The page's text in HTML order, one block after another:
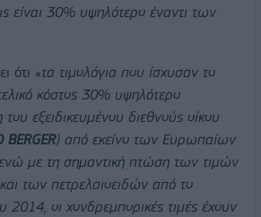
είναι 30% υψηλότερο έναντι των
ότι «τα τιμολόγια που ίσχυσαν το
κόστος 30% υψηλότερο
εξειδικευμένου διεθνούς οίκου
BERGER) από εκείνο των Ευρωπαίων
με τη σημαντική πτώση των τιμών
των πετρελαιοειδών από το
2014, οι χονδρεμπορικές τιμές έχουν